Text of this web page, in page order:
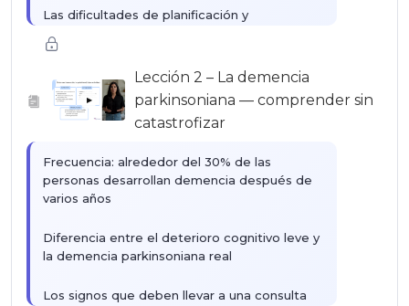
Las dificultades de planificación y
inicia nada
La memoria en el Parkinson: lo que se ve
afectado, lo que se preserva durante mucho
▶
Lección 2 – La demencia
parkinsoniana — comprender sin
catastrofizar
Frecuencia: alrededor del 30% de las
personas desarrollan demencia después de
varios años
Diferencia entre el deterioro cognitivo leve y
la demencia parkinsoniana real
Los signos que deben llevar a una consulta